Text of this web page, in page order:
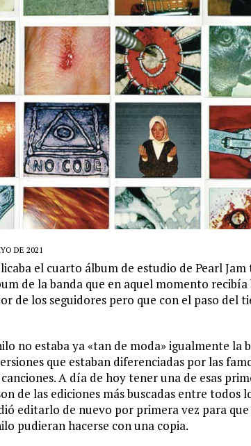
DE 2021
el cuarto álbum de estudio de Pearl
de la banda que en aquel momento
de los seguidores pero que con el paso del
no estaba ya «tan de moda» igualmente la
que estaban diferenciadas por las
A día de hoy tener una de esas
de las ediciones más buscadas entre todos
editarlo de nuevo por primera vez para
pudieran hacerse con una copia.